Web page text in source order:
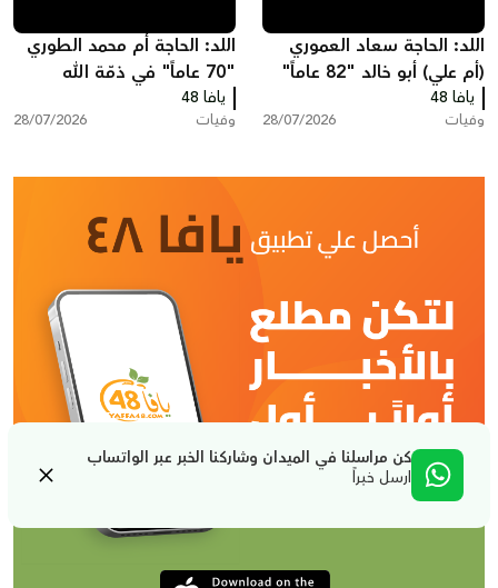
كن مراسلنا في الميدان وشاركنا الخبر عبر الواتساب
ارسل خبراً
اللد: الحاجة سعاد العموري
(أم علي) أبو خالد "82 عاماً"
في ذمّة الله
يافا 48
وفيات 28/07/2026
اللد: الحاجة أم محمد الطوري
"70 عاماً" في ذمّة الله
يافا 48
وفيات 28/07/2026